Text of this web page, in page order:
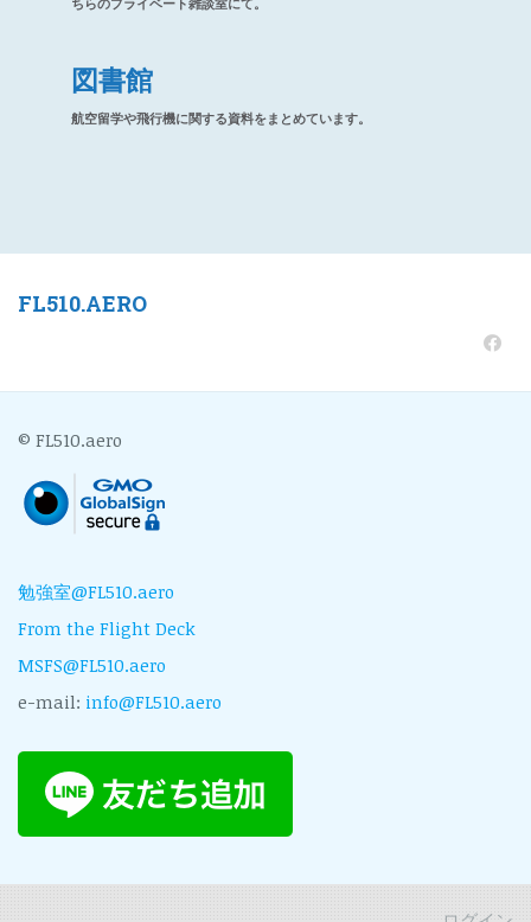
ちらのプライベート雑談室にて。
図書館
航空留学や飛行機に関する資料をまとめています。
FL510.AERO
© FL510.aero
勉強室@FL510.aero
From the Flight Deck
MSFS@FL510.aero
e-mail: info@FL510.aero